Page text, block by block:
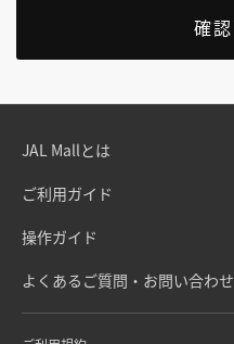
JAL Mallとは
ご利用ガイド
操作ガイド
よくあるご質問・お問い合わせ